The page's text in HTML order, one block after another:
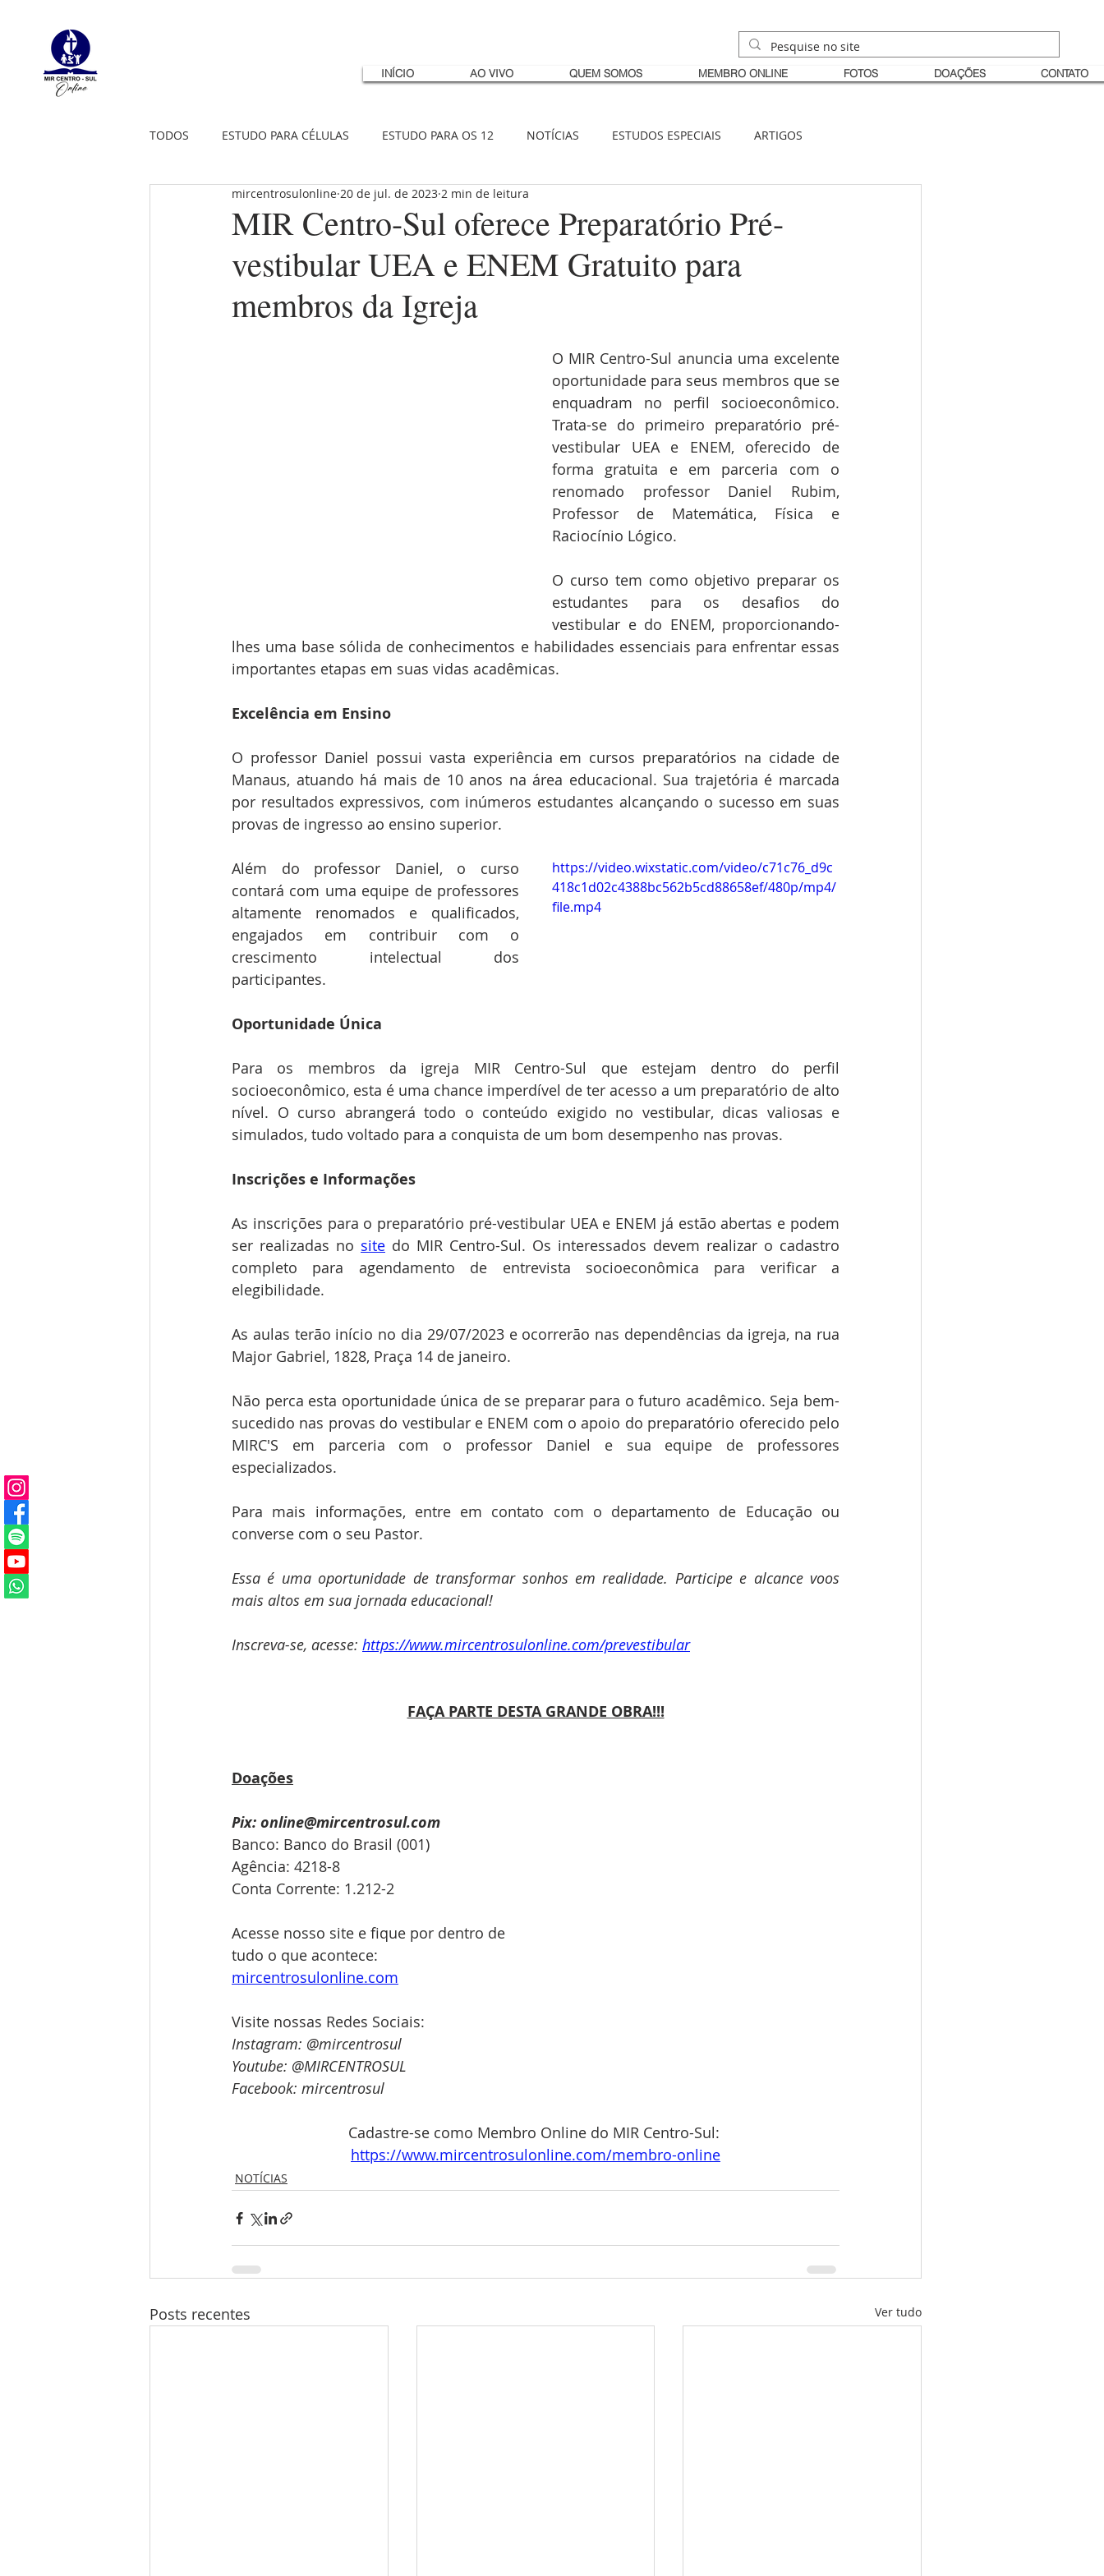
INÍCIO AO VIVO QUEM SOMOS MEMBRO ONLINE FOTOS DOAÇÕES CONTATO
TODOS ESTUDO PARA CÉLULAS ESTUDO PARA OS 12 NOTÍCIAS ESTUDOS ESPECIAIS ARTIGOS
MIR Centro-Sul oferece Preparatório Pré-
vestibular UEA e ENEM Gratuito para
membros da Igreja
mircentrosulonline 20 de jul. de 2023 2 min de leitura
O MIR Centro-Sul anuncia uma excelente
oportunidade para seus membros que se
enquadram no perfil socioeconômico.
Trata-se do primeiro preparatório pré-
vestibular UEA e ENEM, oferecido de
forma gratuita e em parceria com o
renomado professor Daniel Rubim,
Professor de Matemática, Física e
Raciocínio Lógico.
O curso tem como objetivo preparar os
estudantes para os desafios do
vestibular e do ENEM, proporcionando-
lhes uma base sólida de conhecimentos e habilidades essenciais para enfrentar essas
importantes etapas em suas vidas acadêmicas.
Excelência em Ensino
O professor Daniel possui vasta experiência em cursos preparatórios na cidade de
Manaus, atuando há mais de 10 anos na área educacional. Sua trajetória é marcada
por resultados expressivos, com inúmeros estudantes alcançando o sucesso em suas
provas de ingresso ao ensino superior.
https://video.wixstatic.com/video/c71c76_d9c
418c1d02c4388bc562b5cd88658ef/480p/mp4/
file.mp4
Além do professor Daniel, o curso
contará com uma equipe de professores
altamente renomados e qualificados,
engajados em contribuir com o
crescimento intelectual dos
participantes.
Oportunidade Única
Para os membros da igreja MIR Centro-Sul que estejam dentro do perfil
socioeconômico, esta é uma chance imperdível de ter acesso a um preparatório de alto
nível. O curso abrangerá todo o conteúdo exigido no vestibular, dicas valiosas e
simulados, tudo voltado para a conquista de um bom desempenho nas provas.
Inscrições e Informações
As inscrições para o preparatório pré-vestibular UEA e ENEM já estão abertas e podem
ser realizadas no site do MIR Centro-Sul. Os interessados devem realizar o cadastro
completo para agendamento de entrevista socioeconômica para verificar a
elegibilidade.
As aulas terão início no dia 29/07/2023 e ocorrerão nas dependências da igreja, na rua
Major Gabriel, 1828, Praça 14 de janeiro.
Não perca esta oportunidade única de se preparar para o futuro acadêmico. Seja bem-
sucedido nas provas do vestibular e ENEM com o apoio do preparatório oferecido pelo
MIRC'S em parceria com o professor Daniel e sua equipe de professores
especializados.
Para mais informações, entre em contato com o departamento de Educação ou
converse com o seu Pastor.
Essa é uma oportunidade de transformar sonhos em realidade. Participe e alcance voos
mais altos em sua jornada educacional!
Inscreva-se, acesse: https://www.mircentrosulonline.com/prevestibular
FAÇA PARTE DESTA GRANDE OBRA!!!
Doações
Pix: online@mircentrosul.com
Banco: Banco do Brasil (001)
Agência: 4218-8
Conta Corrente: 1.212-2
Acesse nosso site e fique por dentro de
tudo o que acontece:
mircentrosulonline.com
Visite nossas Redes Sociais:
Instagram: @mircentrosul
Youtube: @MIRCENTROSUL
Facebook: mircentrosul
Cadastre-se como Membro Online do MIR Centro-Sul:
https://www.mircentrosulonline.com/membro-online
NOTÍCIAS
Posts recentes Ver tudo